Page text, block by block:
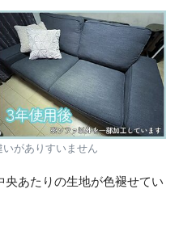
いがありすいません
あたりの生地が色褪せてい